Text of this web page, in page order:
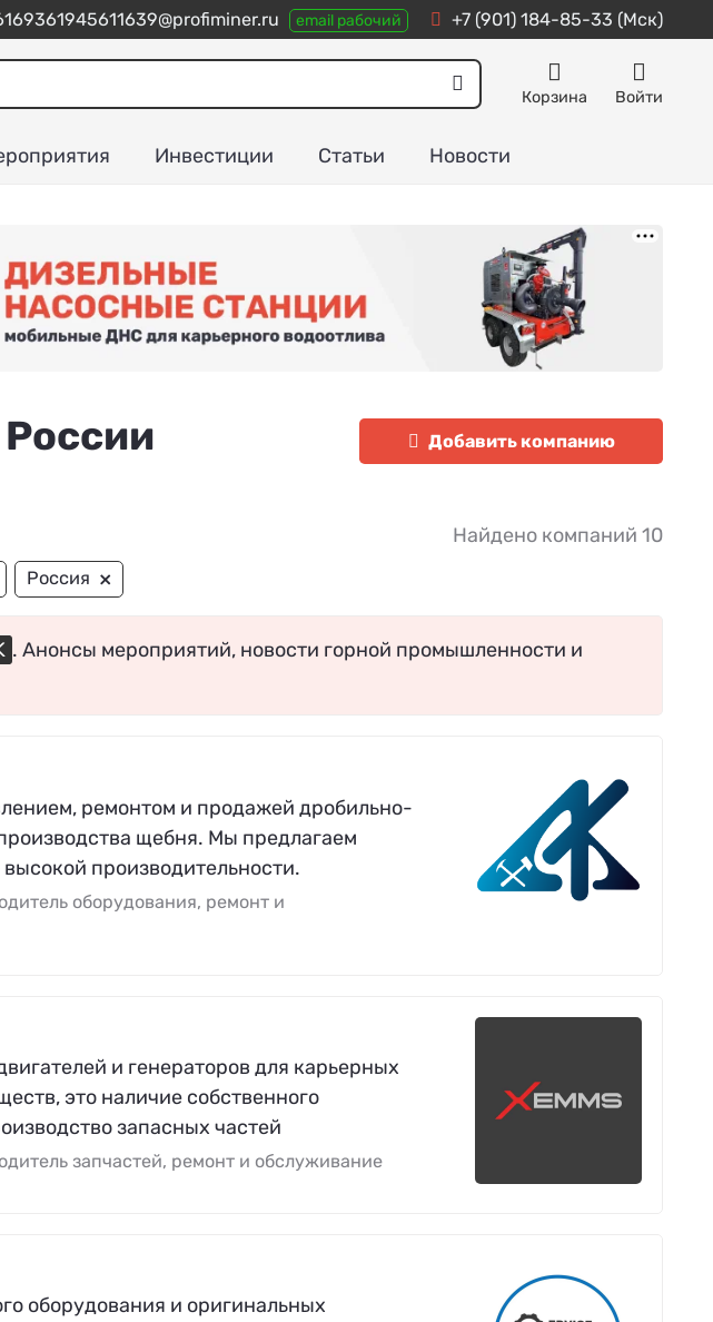
email рабочий +7 (901) 184-85-33 (Мск)
Корзина Войти
Инвестиции Статьи Новости
Добавить компанию
Найдено компаний 10
Россия ×
. Анонсы мероприятий, новости горной промышленности и
ремонтом и продажей дробильно-
щебня. Мы предлагаем
производительности.
оборудования, ремонт и
и генераторов для карьерных
это наличие собственного
запасных частей
запчастей, ремонт и обслуживание
оборудования и оригинальных